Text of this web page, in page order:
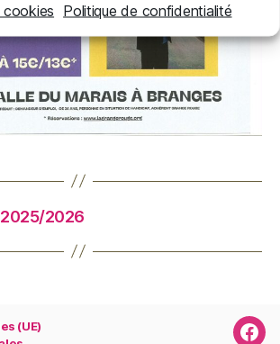
cookies Politique de confidentialité
2026
(UE)
Page